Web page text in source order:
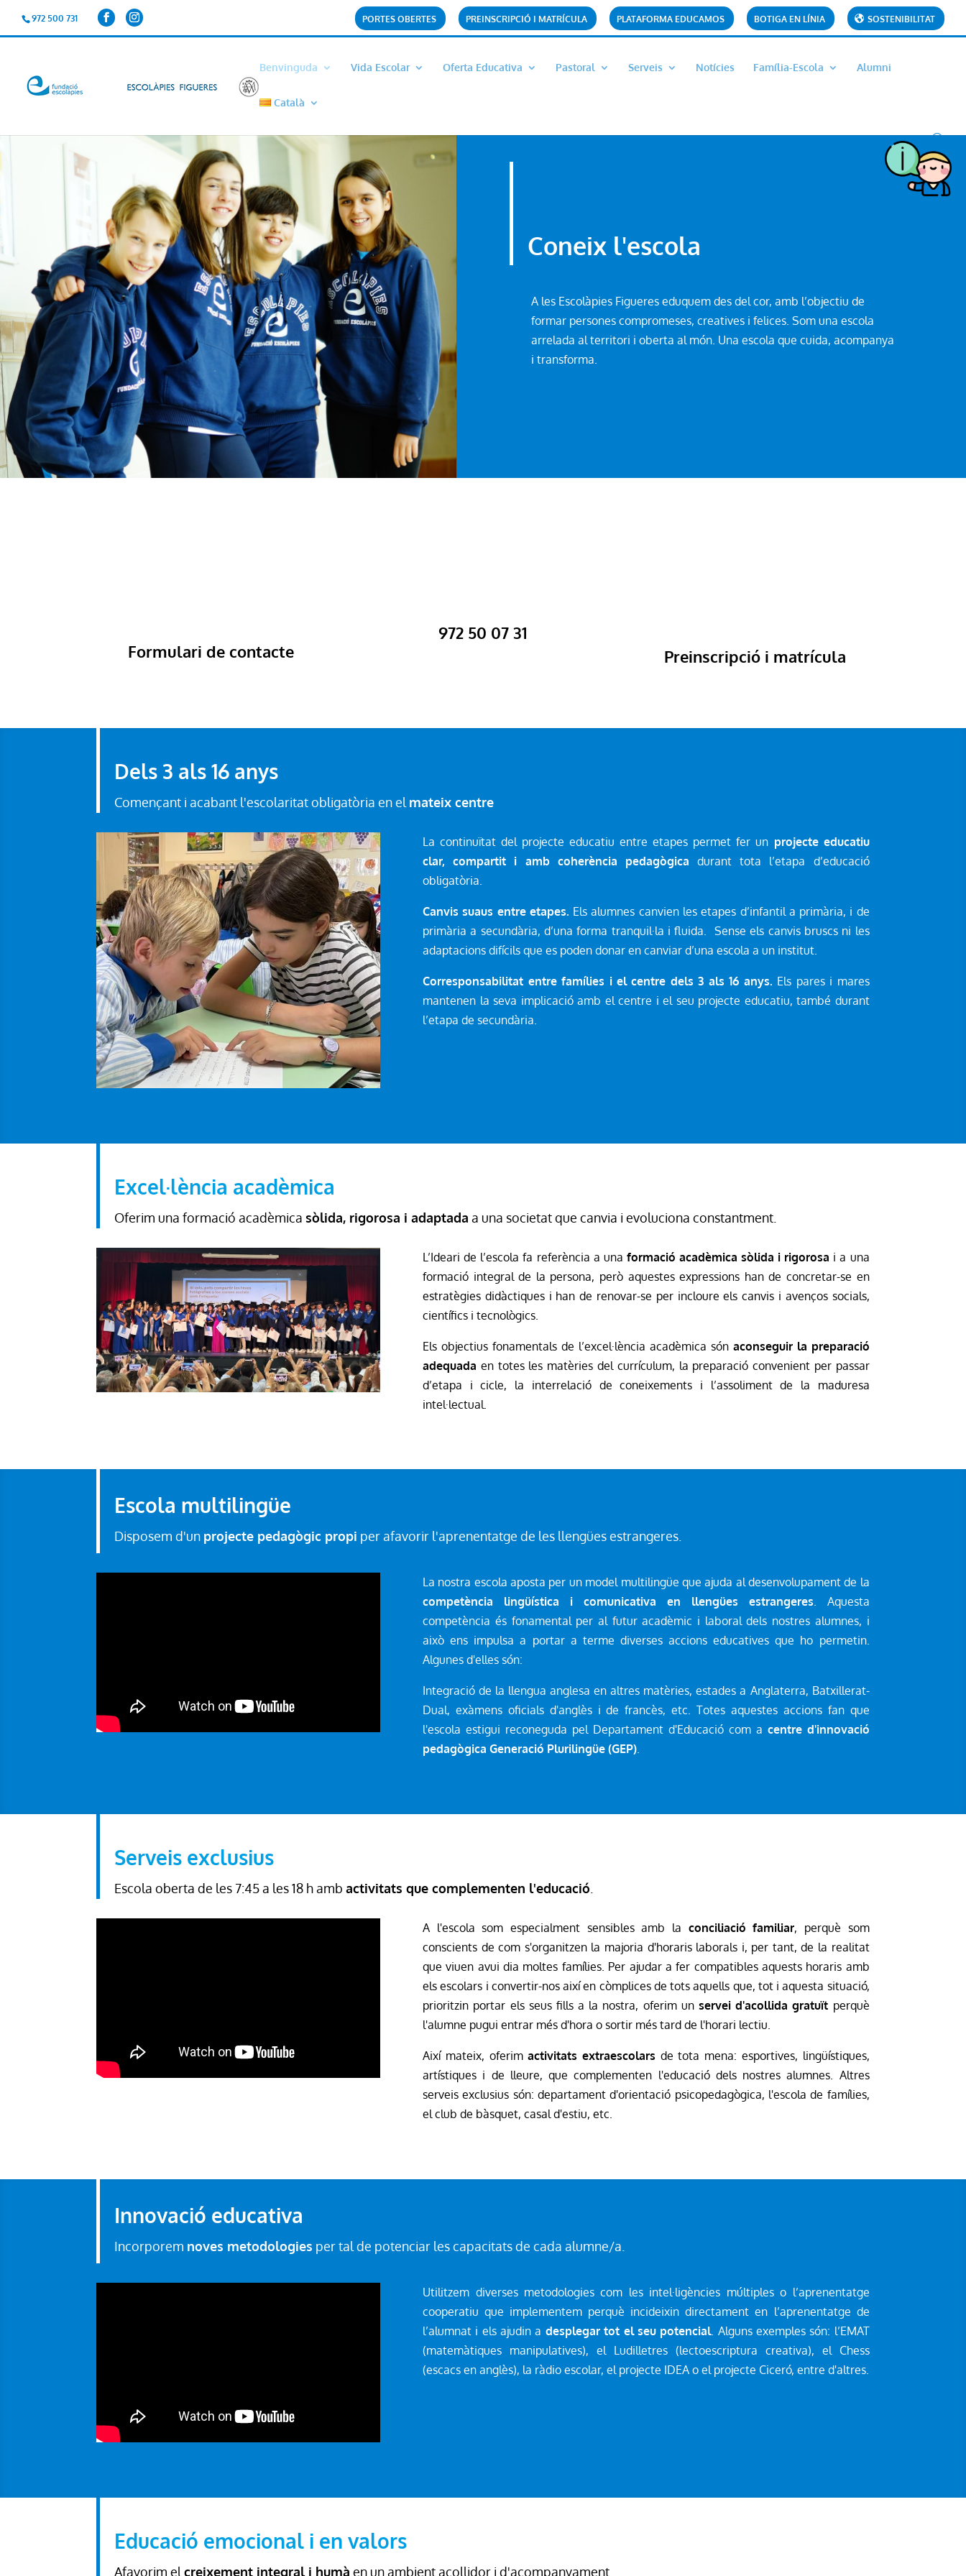
972 500 731 PORTES OBERTES PREINSCRIPCIÓ I MATRÍCULA PLATAFORMA EDUCAMOS BOTIGA EN LÍNIA SOSTENIBILITAT
Benvinguda Vida Escolar Oferta Educativa Pastoral Serveis Notícies Família-Escola Alumni
Català
Coneix l'escola
A les Escolàpies Figueres eduquem des del cor, amb l’objectiu de
formar persones compromeses, creatives i felices. Som una escola
arrelada al territori i oberta al món. Una escola que cuida, acompanya
i transforma.
Formulari de contacte
972 50 07 31
Preinscripció i matrícula
Dels 3 als 16 anys
Començant i acabant l'escolaritat obligatòria en el mateix centre
La continuïtat del projecte educatiu entre etapes permet fer un projecte educatiu
clar, compartit i amb coherència pedagògica durant tota l’etapa d’educació
obligatòria.
Canvis suaus entre etapes. Els alumnes canvien les etapes d’infantil a primària, i de
primària a secundària, d’una forma tranquil·la i fluida. Sense els canvis bruscs ni les
adaptacions difícils que es poden donar en canviar d’una escola a un institut.
Corresponsabilitat entre famílies i el centre dels 3 als 16 anys. Els pares i mares
mantenen la seva implicació amb el centre i el seu projecte educatiu, també durant
l’etapa de secundària.
Excel·lència acadèmica
Oferim una formació acadèmica sòlida, rigorosa i adaptada a una societat que canvia i evoluciona constantment.
L’Ideari de l’escola fa referència a una formació acadèmica sòlida i rigorosa i a una
formació integral de la persona, però aquestes expressions han de concretar-se en
estratègies didàctiques i han de renovar-se per incloure els canvis i avenços socials,
científics i tecnològics.
Els objectius fonamentals de l’excel·lència acadèmica són aconseguir la preparació
adequada en totes les matèries del currículum, la preparació convenient per passar
d’etapa i cicle, la interrelació de coneixements i l’assoliment de la maduresa
intel·lectual.
Escola multilingüe
Disposem d'un projecte pedagògic propi per afavorir l'aprenentatge de les llengües estrangeres.
La nostra escola aposta per un model multilingüe que ajuda al desenvolupament de la
competència lingüística i comunicativa en llengües estrangeres. Aquesta
competència és fonamental per al futur acadèmic i laboral dels nostres alumnes, i
això ens impulsa a portar a terme diverses accions educatives que ho permetin.
Algunes d'elles són:
Integració de la llengua anglesa en altres matèries, estades a Anglaterra, Batxillerat-
Dual, exàmens oficials d'anglès i de francès, etc. Totes aquestes accions fan que
l'escola estigui reconeguda pel Departament d'Educació com a centre d'innovació
pedagògica Generació Plurilingüe (GEP).
Serveis exclusius
Escola oberta de les 7:45 a les 18 h ambactivitats que complementen l'educació
A l'escola som especialment sensibles amb la conciliació familiar, perquè som
conscients de com s'organitzen la majoria d'horaris laborals i, per tant, de la realitat
que viuen avui dia moltes famílies. Per ajudar a fer compatibles aquests horaris amb
els escolars i convertir-nos així en còmplices de tots aquells que, tot i aquesta situació,
prioritzin portar els seus fills a la nostra, oferim unservei d'acollida gratuït perquè
l'alumne pugui entrar més d'hora o sortir més tard de l'horari lectiu.
Així mateix, oferimactivitats extraescolars de tota mena: esportives, lingüístiques,
artístiques i de lleure, que complementen l'educació dels nostres alumnes. Altres
serveis exclusius són: departament d'orientació psicopedagògica, l'escola de famílies,
el club de bàsquet, casal d'estiu, etc.
Innovació educativa
Incorporem noves metodologies per tal de potenciar les capacitats de cada alumne/a.
Utilitzem diverses metodologies com les intel·ligències múltiples o l’aprenentatge
cooperatiu que implementem perquè incideixin directament en l’aprenentatge de
l’alumnat i els ajudin a desplegar tot el seu potencial. Alguns exemples són: l’EMAT
(matemàtiques manipulatives), el Ludilletres (lectoescriptura creativa), el Chess
(escacs en anglès), la ràdio escolar, el projecte IDEA o el projecte Ciceró, entre d'altres.
Educació emocional i en valors
Afavorim elcreixement integral i humà en un ambient acollidor i d'acompanyament.